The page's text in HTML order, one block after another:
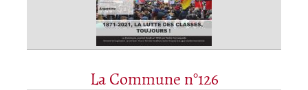
La Commune n°126